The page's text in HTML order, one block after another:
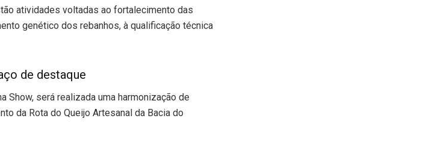
atividades voltadas ao fortalecimento das
genético dos rebanhos, à qualificação técnica
de destaque
Show, será realizada uma harmonização de
da Rota do Queijo Artesanal da Bacia do